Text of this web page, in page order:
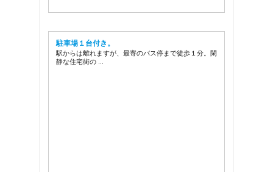
駐車場１台付き。
駅からは離れますが、最寄のバス停まで徒歩１分。閑
静な住宅街の …